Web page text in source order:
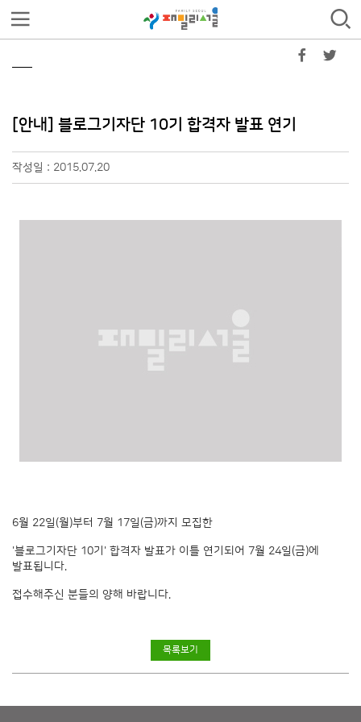
[안내] 블로그기자단 10기 합격자 발표 연기
작성일 : 2015.07.20
6월 22일(월)부터 7월 17일(금)까지 모집한
'블로그기자단 10기' 합격자 발표가 이틀 연기되어 7월 24일(금)에
발표됩니다.
접수해주신 분들의 양해 바랍니다.
목록보기